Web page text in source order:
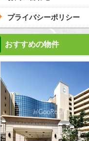
プライバシーポリシー
おすすめの物件
2